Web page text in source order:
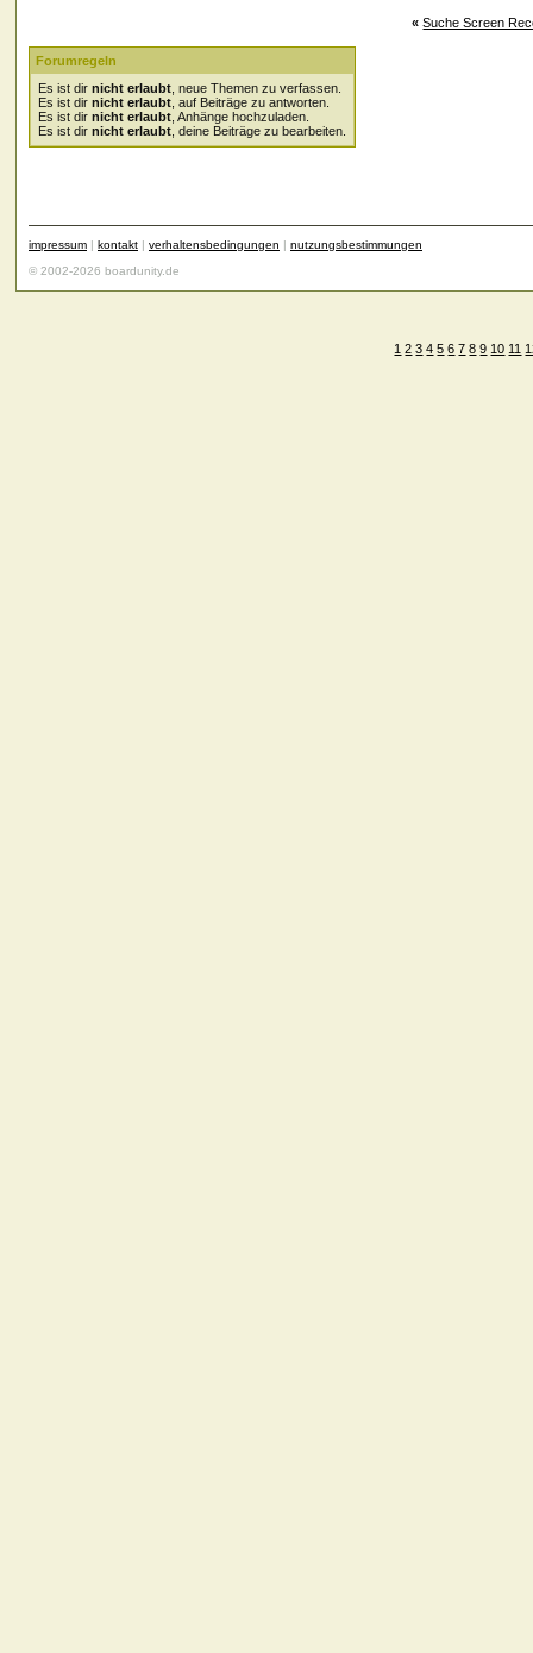
« Suche Screen
Forumregeln
Es ist dir nicht erlaubt , neue Themen zu verfassen.
Es ist dir nicht erlaubt , auf Beiträge zu antworten.
Es ist dir nicht erlaubt , Anhänge hochzuladen.
Es ist dir nicht erlaubt , deine Beiträge zu bearbeiten.
impressum | kontakt | verhaltensbedingungen | nutzungsbestimmungen
© 2002-2026 boardunity.de
1 2 3 4 5 6 7 8 9 10 11